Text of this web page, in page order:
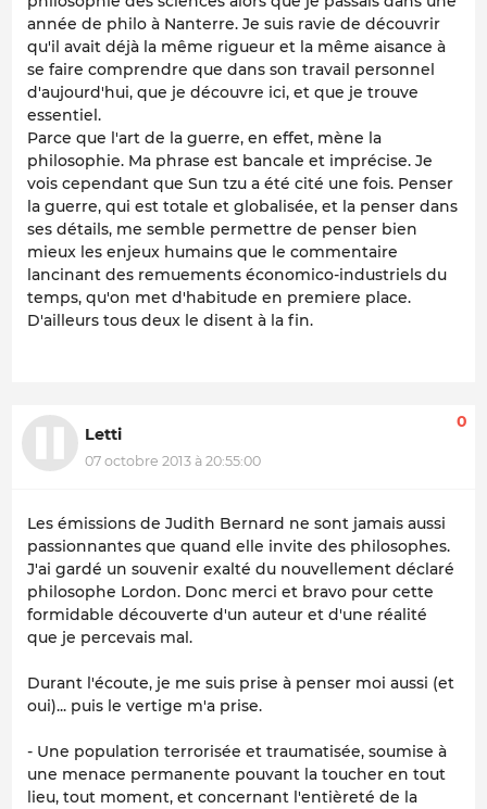
année de philo à Nanterre. Je suis ravie de découvrir
qu'il avait déjà la même rigueur et la même aisance à
se faire comprendre que dans son travail personnel
d'aujourd'hui, que je découvre ici, et que je trouve
essentiel.
Parce que l'art de la guerre, en effet, mène la
philosophie. Ma phrase est bancale et imprécise. Je
vois cependant que Sun tzu a été cité une fois. Penser
la guerre, qui est totale et globalisée, et la penser dans
ses détails, me semble permettre de penser bien
mieux les enjeux humains que le commentaire
lancinant des remuements économico-industriels du
temps, qu'on met d'habitude en premiere place.
D'ailleurs tous deux le disent à la fin.
Letti
07 octobre 2013 à 20:55:00
0
Les émissions de Judith Bernard ne sont jamais aussi
passionnantes que quand elle invite des philosophes.
J'ai gardé un souvenir exalté du nouvellement déclaré
philosophe Lordon. Donc merci et bravo pour cette
formidable découverte d'un auteur et d'une réalité
que je percevais mal.
Durant l'écoute, je me suis prise à penser moi aussi (et
oui)... puis le vertige m'a prise.
- Une population terrorisée et traumatisée, soumise à
une menace permanente pouvant la toucher en tout
lieu, tout moment, et concernant l'entièreté de la